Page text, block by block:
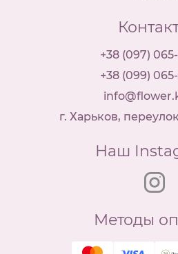
+38 (097)
+38 (099)
г. Харьков,
Наш
Методы